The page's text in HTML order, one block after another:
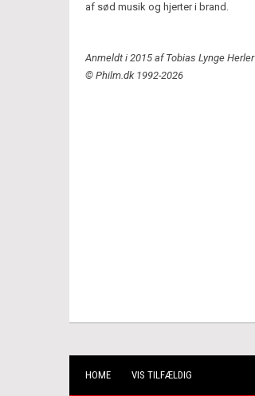
af sød musik og hjerter i brand.
Anmeldt i 2015 af Tobias Lynge Herler
© Philm.dk 1992-2026
HOME VIS TILFÆLDIG